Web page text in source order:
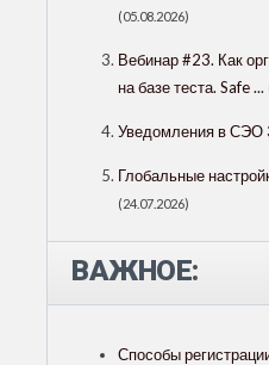
(05.08.2026)
Вебинар #23. Как
на базе теста. Safe ...
Уведомления в СЭО
Глобальные
(24.07.2026)
ВАЖНОЕ:
Способы